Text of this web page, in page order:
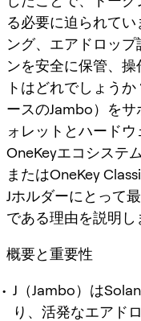
る必要に迫られて
ング、エアドロッ
ンを安全に保管、
トはどれでしょう
ースのJambo）を
ォレットとハードウ
OneKeyエコシステ
またはOneKey
Jホルダーにとって
である理由を説明し
概要と重要性
J（Jambo）は
り、活発なエアド